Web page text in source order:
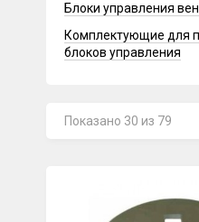
Блоки управления
Комплектующие для
блоков управления
Показано 30 из 79